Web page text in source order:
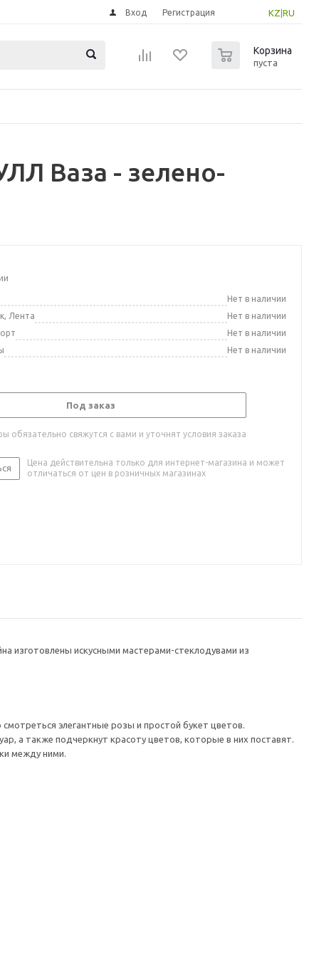
KZ RU
Вход Регистрация
Корзина
пуста
Ваза - зелено-
Нет в наличии
Лента
Нет в наличии
Нет в наличии
Нет в наличии
Под заказ
обязательно свяжутся с вами и уточнят условия заказа
Цена действительна только для интернет-магазина и может
отличаться от цен в розничных магазинах
изготовлены искусными мастерами-стеклодувами из
элегантные розы и простой букет цветов.
а также подчеркнут красоту цветов, которые в них поставят.
между ними.